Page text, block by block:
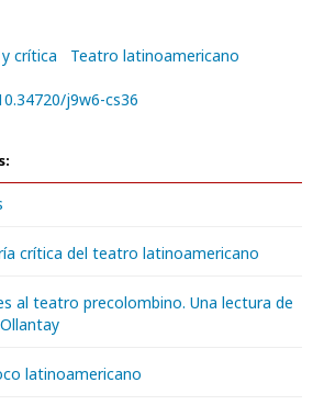
crítica Teatro latinoamericano
j9w6-cs36
crítica del teatro latinoamericano
al teatro precolombino. Una lectura de
latinoamericano